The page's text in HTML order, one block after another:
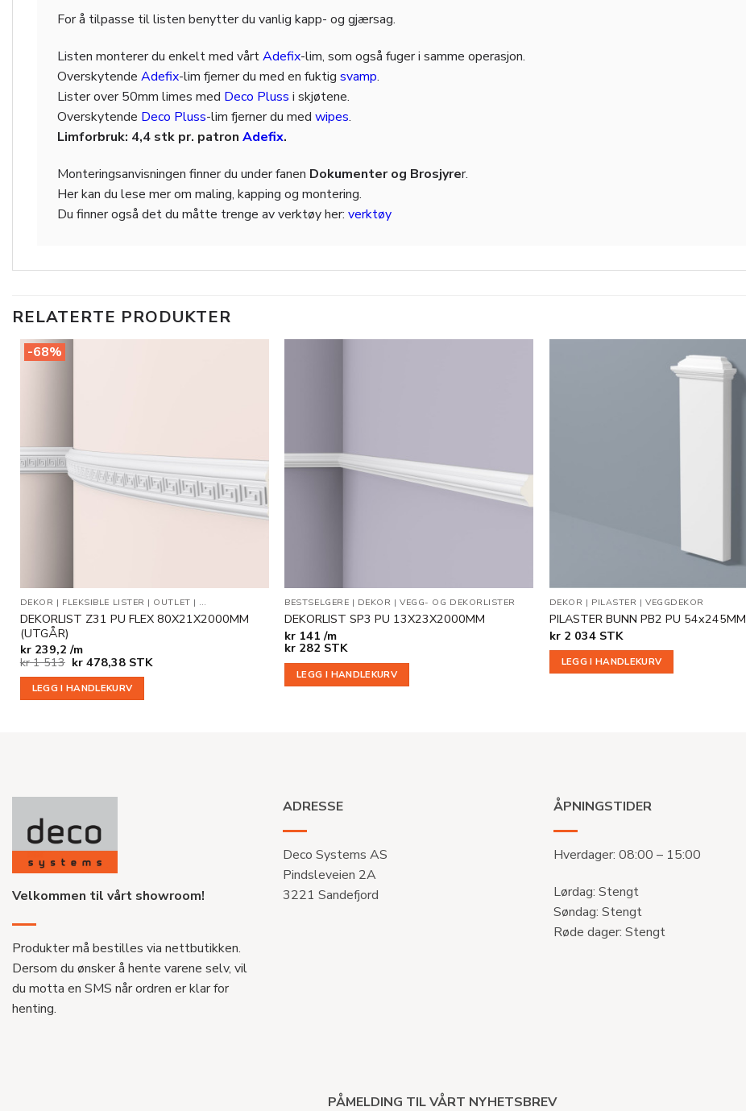
For å tilpasse til listen benytter du vanlig kapp- og gjærsag.
Listen monterer du enkelt med vårtAdefix-lim, som også fuger i samme operasjon.
Overskytende Adefix-lim fjerner du med en fuktig svamp.
Lister over 50mm limes med Deco Pluss i skjøtene.
Overskytende Deco Pluss-lim fjerner du med wipes.
Limforbruk: 4,4 stk pr. patron Adefix.
Monteringsanvisningen finner du under fanen Dokumenter og Brosjyrer.
Her kan du lese mer om maling, kapping og montering.
Du finner også det du måtte trenge av verktøy her: verktøy
RELATERTE PRODUKTER
-68%
DEKOR | FLEKSIBLE LISTER | OUTLET | VEGG- OG DEKORLISTER
DEKORLIST Z31 PU FLEX 80X21X2000MM
(UTGÅR)
kr239,2 /m
kr1 513 Opprinnelig
var:
kr 1
kr 478,38Nåværende
er:
kr 478,38.
STK
LEGG I HANDLEKURV
BESTSELGERE | DEKOR |VEGG- OG DEKORLISTER
DEKORLIST SP3 PU 13X23X2000MM
kr 141 /m
kr 282 STK
LEGG I HANDLEKURV
DEKOR | PILASTER |VEGGDEKOR
PILASTER BUNN PB2 PU 54x245MM
kr2 034 STK
LEGG I HANDLEKURV
Velkommen til vårt showroom!
Produkter må bestilles via nettbutikken.
Dersom du ønsker å hente varene selv, vil
du motta en SMS når ordren er klar for
henting.
ADRESSE
Deco Systems AS
Pindsleveien 2A
3221 Sandefjord
ÅPNINGSTIDER
Hverdager: 08:00 – 15:00
Lørdag: Stengt
Søndag: Stengt
Røde dager: Stengt
PÅMELDING TIL VÅRT NYHETSBREV